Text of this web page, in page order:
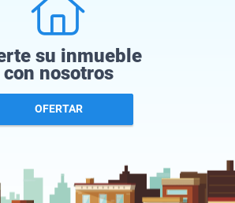
su inmueble
con nosotros
OFERTAR